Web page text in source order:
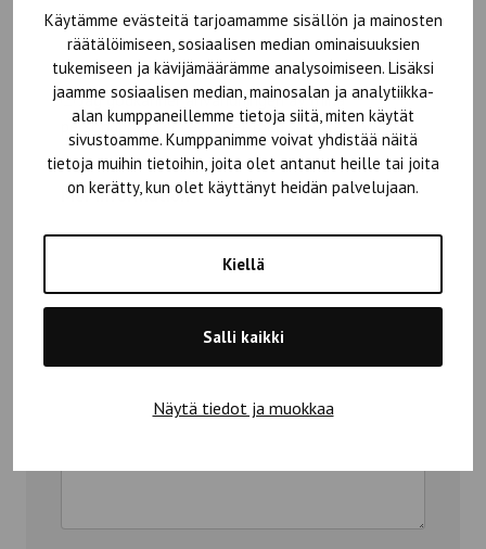
Käytämme evästeitä tarjoamamme sisällön ja mainosten
räätälöimiseen, sosiaalisen median ominaisuuksien
tukemiseen ja kävijämäärämme analysoimiseen. Lisäksi
jaamme sosiaalisen median, mainosalan ja analytiikka-
alan kumppaneillemme tietoja siitä, miten käytät
sivustoamme. Kumppanimme voivat yhdistää näitä
tietoja muihin tietoihin, joita olet antanut heille tai joita
on kerätty, kun olet käyttänyt heidän palvelujaan.
Kiellä
Salli kaikki
Näytä tiedot ja muokkaa
Sekretesspolicy *
Jag godkänner användningen av mina
personuppgifter i enlighet med sekretesspolicy.
Mer information